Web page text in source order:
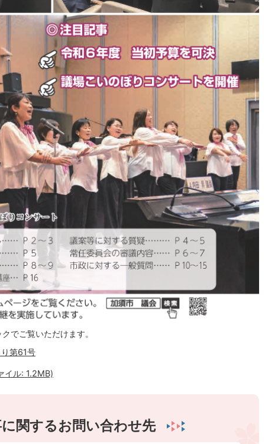
でご覧いただけます。
り第61号
イル: 1.2MB)
関するお問い合わせ先